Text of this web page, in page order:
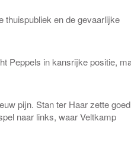
thuispubliek en de gevaarlijke
Peppels in kansrijke positie,
pijn. Stan ter Haar zette goed
naar links, waar Veltkamp